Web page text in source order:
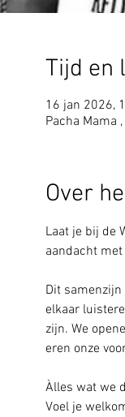
Tijd en
16 jan 2026,
Pacha Mama
Over
Laat je bij de
aandacht
Dit
elkaar
zijn. We
eren onze
Àlles wat we
Voel je